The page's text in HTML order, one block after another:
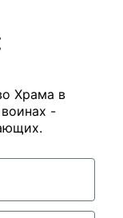
Храма в
-